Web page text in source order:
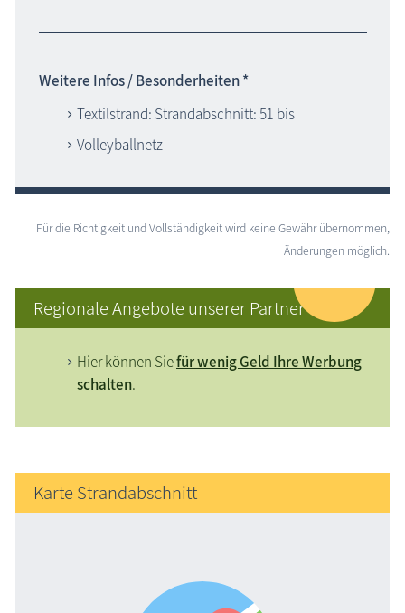
Weitere Infos / Besonderheiten *
Textilstrand: Strandabschnitt: 51 bis
Volleyballnetz
Für die Richtigkeit und Vollständigkeit wird keine Gewähr übernommen,
Änderungen möglich.
Regionale Angebote unserer Partner
Hier können Siefür wenig Geld Ihre Werbung
schalten.
Karte Strandabschnitt